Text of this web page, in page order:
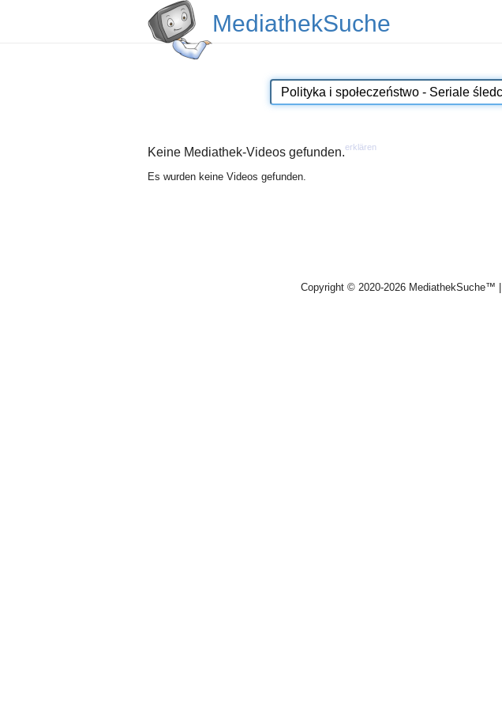
MediathekSuche
Keine Mediathek-Videos gefunden.erklären
Es wurden keine Videos gefunden.
Copyright © 2020-2026 MediathekSuche™ |